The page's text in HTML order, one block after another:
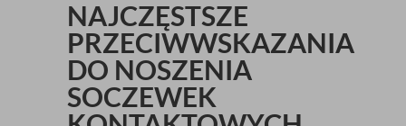
NAJCZĘSTSZE
PRZECIWWSKAZANIA
DO NOSZENIA
SOCZEWEK